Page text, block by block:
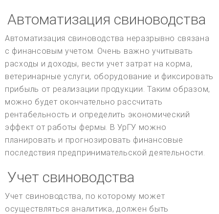
Автоматизация свиноводства
Автоматизация свиноводства неразрывно связана
с финансовым учетом. Очень важно учитывать
расходы и доходы, вести учет затрат на корма,
ветеринарные услуги, оборудование и фиксировать
прибыль от реализации продукции. Таким образом,
можно будет окончательно рассчитать
рентабельность и определить экономический
эффект от работы фермы. В УрГУ можно
планировать и прогнозировать финансовые
последствия предпринимательской деятельности.
Учет свиноводства
Учет свиноводства, по которому может
осуществляться аналитика, должен быть